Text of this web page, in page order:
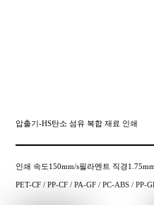
압출기-HS탄소 섬유 복합 재료 인쇄
인쇄 속도150mm/s필라멘트 직경
PET-CF / PP-CF / PA-GF / PC-ABS / PP-